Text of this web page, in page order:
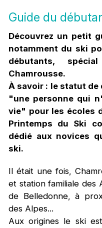
Guide du
Découvrez un petit
notamment du ski
débutants,
Chamrousse.
À savoir : le statut
"une personne qui
vie" pour les écoles
Printemps du Ski
dédié aux novices
ski.
Il était une fois,
et station familiale des
de Belledonne, à
des Alpes...
Aux origines le ski